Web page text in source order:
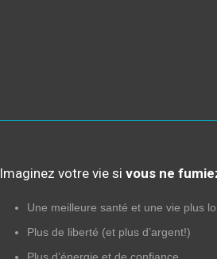
Imaginez votre vie si vous ne
Une meilleure santé et une vie plus
Plus de liberté (et plus d’argent!)
Plus d’énergie et de confiance